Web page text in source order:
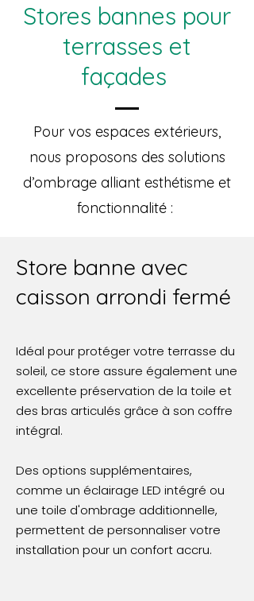
Stores bannes pour
terrasses et
façades
Pour vos espaces extérieurs,
nous proposons des solutions
d’ombrage alliant esthétisme et
fonctionnalité :
Store banne avec
caisson arrondi fermé
Idéal pour protéger votre terrasse du
soleil, ce store assure également une
excellente préservation de la toile et
des bras articulés grâce à son coffre
intégral.
Des options supplémentaires,
comme un éclairage LED intégré ou
une toile d'ombrage additionnelle,
permettent de personnaliser votre
installation pour un confort accru.